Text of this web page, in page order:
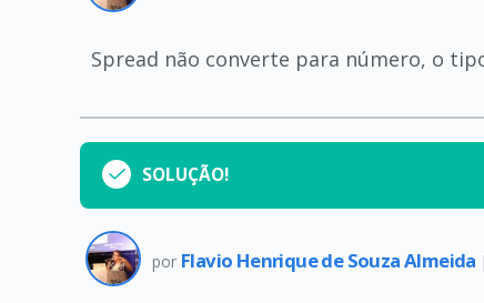
Spread não converte para número, o
SOLUÇÃO!
por Flavio Henrique de Souza Almeida